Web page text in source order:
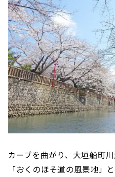
カーブを曲がり、大垣船町
「おくのほそ道の風景地」